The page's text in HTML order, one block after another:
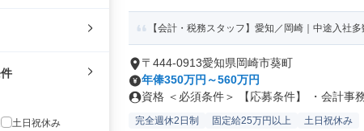
土日祝休み
【会計・税務スタッフ】愛知／岡崎｜中途入社
〒444-0913愛知県岡崎市葵町
年俸350万円～560万円
資格 ＜必須条件＞ 【応募条件】 ・会計事
完全週休2日制 固定給25万円以上 土日祝休み